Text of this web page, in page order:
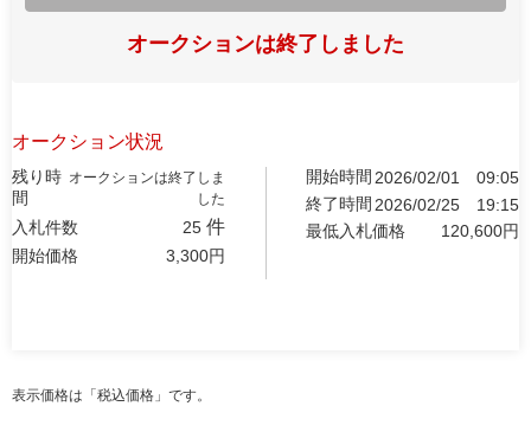
オークションは終了しました
オークション状況
残り時
間
オークションは終了しま
した
入札件数 25 件
開始価格 3,300円
開始時間 2026/02/01
09:05
終了時間 2026/02/25
19:15
最低入札価格
120,600円
表示価格は「税込価格」です。